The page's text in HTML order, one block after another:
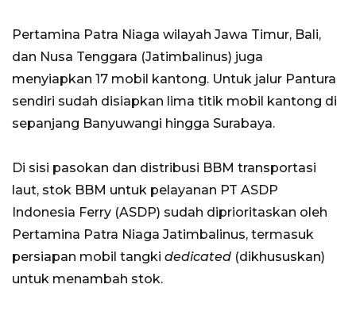
Pertamina Patra Niaga wilayah Jawa Timur, Bali,
dan Nusa Tenggara (Jatimbalinus) juga
menyiapkan 17 mobil kantong. Untuk jalur Pantura
sendiri sudah disiapkan lima titik mobil kantong di
sepanjang Banyuwangi hingga Surabaya.
Di sisi pasokan dan distribusi BBM transportasi
laut, stok BBM untuk pelayanan PT ASDP
Indonesia Ferry (ASDP) sudah diprioritaskan oleh
Pertamina Patra Niaga Jatimbalinus, termasuk
persiapan mobil tangki dedicated (dikhususkan)
untuk menambah stok.